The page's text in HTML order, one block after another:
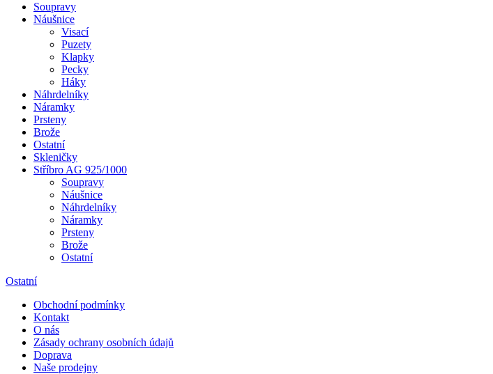
Soupravy
Náušnice
Visací
Puzety
Klapky
Pecky
Háky
Náhrdelníky
Náramky
Prsteny
Brože
Ostatní
Skleničky
Stříbro AG 925/1000
Soupravy
Náušnice
Náhrdelníky
Náramky
Prsteny
Brože
Ostatní
Ostatní
Obchodní podmínky
Kontakt
O nás
Zásady ochrany osobních údajů
Doprava
Naše prodejny